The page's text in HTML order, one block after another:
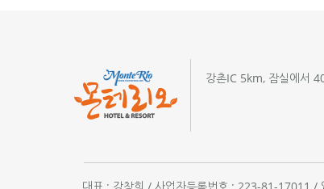
강촌IC 5km, 잠실에서